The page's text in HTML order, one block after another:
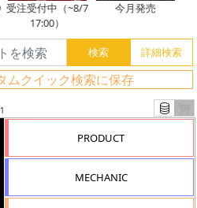
受注受付中（~8/7
17:00）
今月発売
ムクイック検索に保存
PRODUCT
MECHANIC